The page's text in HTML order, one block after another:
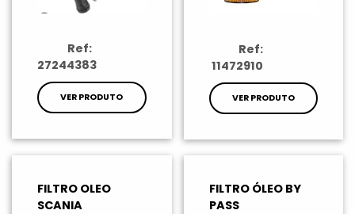
Ref:
27244383
VER PRODUTO
Ref:
11472910
VER PRODUTO
FILTRO OLEO
SCANIA
FILTRO ÓLEO BY
PASS